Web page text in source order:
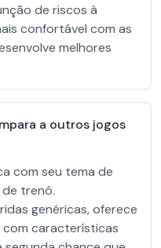
de riscos à
confortável com as
melhores
a outros jogos
com seu tema de
trenó.
genéricas, oferece
com características